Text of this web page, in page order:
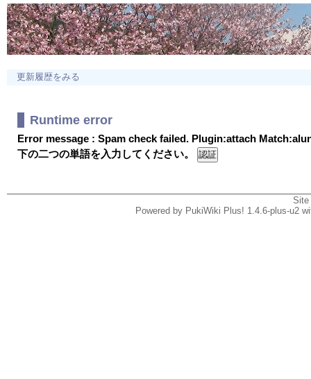
更新履歴をみる
Runtime error
Error message : Spam check failed. Plugin:attach
下の二つの単語を入力してください。
Powered by PukiWiki Plus! 1.4.6-plus-u2